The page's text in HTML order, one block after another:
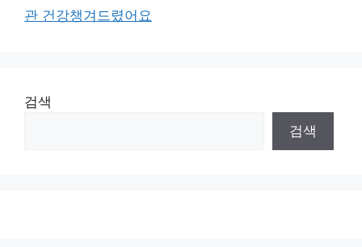
관 건강챙겨드렸어요
검색
검색